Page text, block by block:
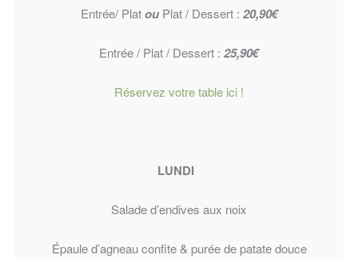
Entrée/ PlatouPlat / Dessert : 20,90€
Entrée / Plat / Dessert : 25,90€
Réservez votre table ici !
LUNDI
Salade d’endives aux noix
Épaule d’agneau confite & purée de patate douce